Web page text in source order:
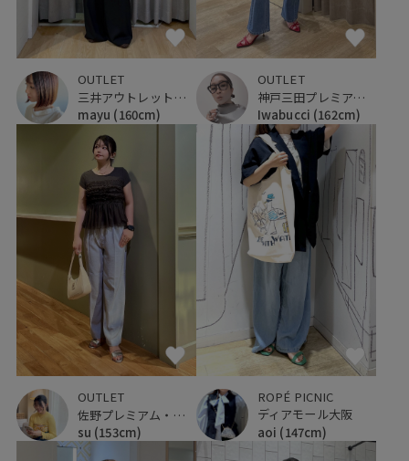
OUTLET
三井アウトレットパーク ジャズドリーム長島
mayu (160cm)
OUTLET
神戸三田プレミアム・アウトレット
Iwabucci (162cm)
OUTLET
佐野プレミアム・アウトレット
su (153cm)
ROPÉ PICNIC
ディアモール大阪
aoi (147cm)